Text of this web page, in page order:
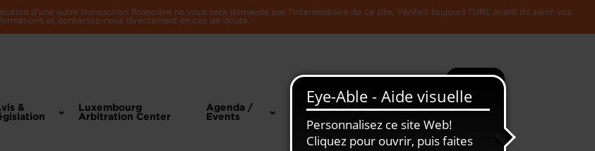
d'une autre transaction financière ne vous sera demandé par l'intermédiaire de ce site. Vérifiez toujours l'URL avant de saisir vos
et contactez-nous directement en cas de doute.
Recherche Plus
&
Luxembourg
Arbitration Center
Agenda /
Events
Toute
L'Economie